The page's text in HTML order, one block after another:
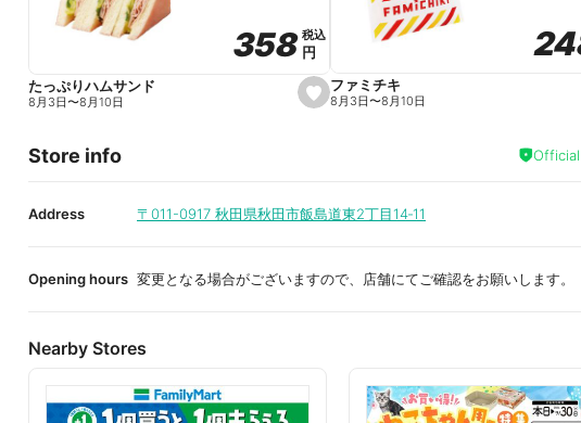
e
s
e
i
t
358
358税込
税込
円
円
たっぷりハムサンド
8月3日〜8月10日
ファミチキ
8月3日〜8月10日
Store info
Address 〒011-0917 秋田県秋田市飯島道東2丁目14‐11
Opening hours 変更となる場合がございますので、店舗にてご確認をお願いします。
Nearby Stores